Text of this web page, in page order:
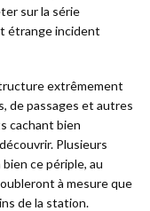
sur la série
étrange incident
extrêmement
de passages et autres
cachant bien
Plusieurs
ce périple, au
à mesure que
de la station.